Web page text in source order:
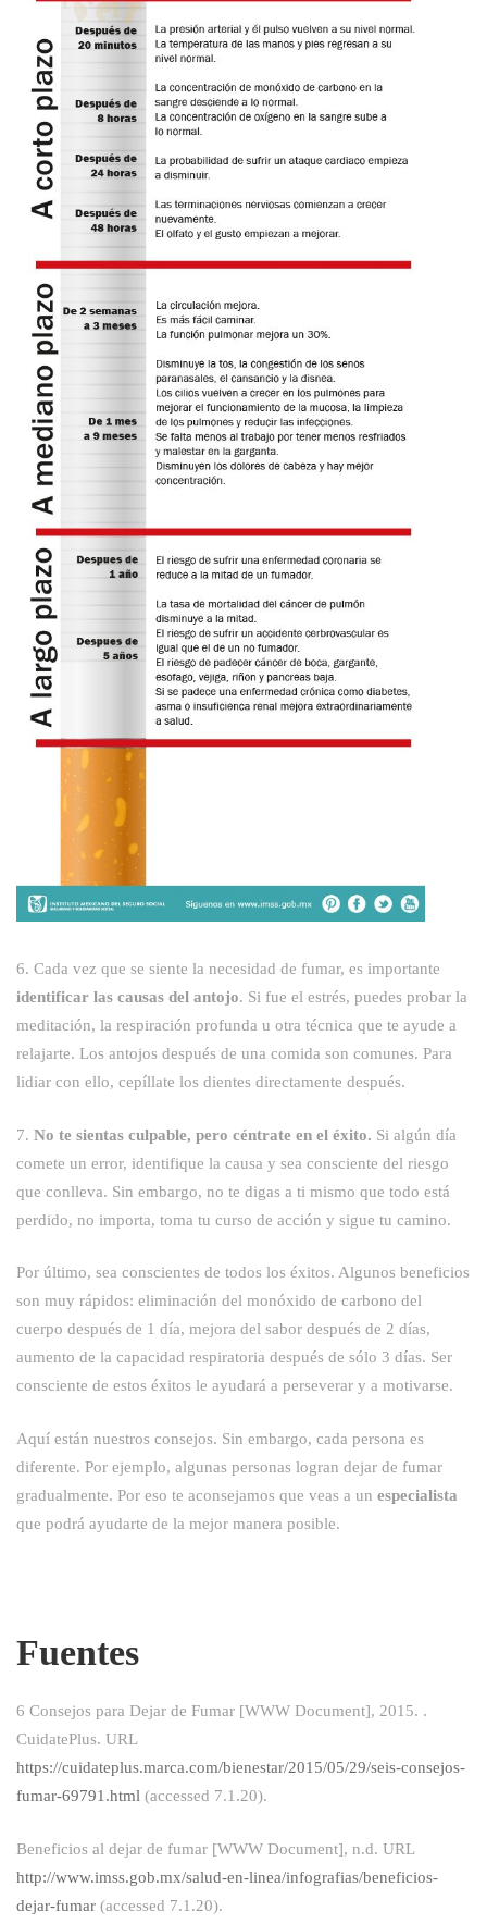
6. Cada vez que se siente la necesidad de fumar, es importante
identificar las causas del antojo. Si fue el estrés, puedes probar la
meditación, la respiración profunda u otra técnica que te ayude a
relajarte. Los antojos después de una comida son comunes. Para
lidiar con ello, cepíllate los dientes directamente después.
7. No te sientas culpable, pero céntrate en el éxito. Si algún día
comete un error, identifique la causa y sea consciente del riesgo
que conlleva. Sin embargo, no te digas a ti mismo que todo está
perdido, no importa, toma tu curso de acción y sigue tu camino.
Por último, sea conscientes de todos los éxitos. Algunos beneficios
son muy rápidos: eliminación del monóxido de carbono del
cuerpo después de 1 día, mejora del sabor después de 2 días,
aumento de la capacidad respiratoria después de sólo 3 días. Ser
consciente de estos éxitos le ayudará a perseverar y a motivarse.
Aquí están nuestros consejos. Sin embargo, cada persona es
diferente. Por ejemplo, algunas personas logran dejar de fumar
gradualmente. Por eso te aconsejamos que veas a un especialista
que podrá ayudarte de la mejor manera posible.
Fuentes
6 Consejos para Dejar de Fumar [WWW Document], 2015. .
CuidatePlus. URL
https://cuidateplus.marca.com/bienestar/2015/05/29/seis-consejos-
fumar-69791.html (accessed 7.1.20).
Beneficios al dejar de fumar [WWW Document], n.d. URL
http://www.imss.gob.mx/salud-en-linea/infografias/beneficios-
dejar-fumar (accessed 7.1.20).